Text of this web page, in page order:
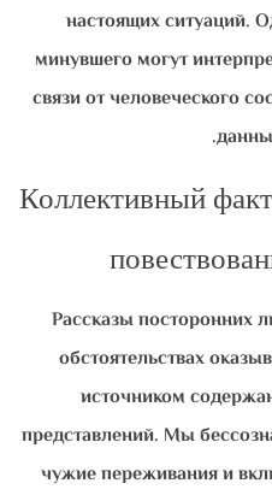
настоящих ситуаций.
минувшего могут
связи от человеческого
Коллективный
Рассказы посторонних
обстоятельствах
источником
представлений. Мы
чужие переживания и